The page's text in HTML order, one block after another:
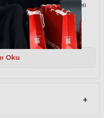
gözlüğü, yüksek kaliteli
Bu malzemeler, güneş
konforlu olmasını sağlar.
gözlüğü, %100 UV
zararlı ışınlarından
ışığı dengeli bir şekilde
Gözlüğü
Oku